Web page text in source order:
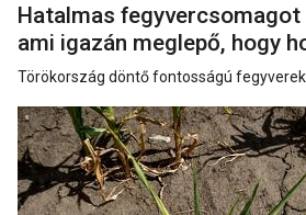
Hatalmas fegyvercsomagot
ami igazán meglepő, hogy
Törökország döntő fontosságú